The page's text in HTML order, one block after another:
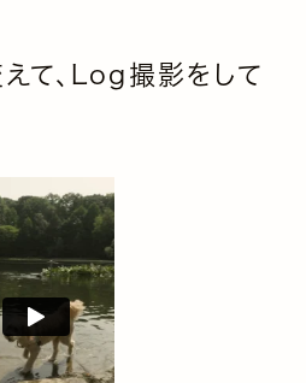
て、Log撮影をして